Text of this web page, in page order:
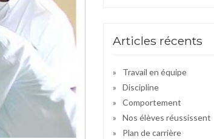
Articles récents
Travail en équipe
Discipline
Comportement
Nos élèves réussissent
Plan de carrière